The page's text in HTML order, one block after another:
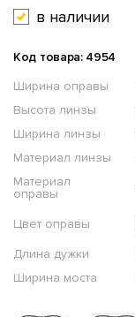
в наличии
Код товара: 4954
Ширина оправы
Высота линзы
Ширина линзы
Материал линзы
Материал
оправы
Цвет оправы
Длина дужки
Ширина моста